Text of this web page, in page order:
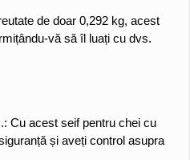
de doar 0,292 kg, acest
vă să îl luați cu dvs.
Cu acest seif pentru chei cu
și aveți control asupra